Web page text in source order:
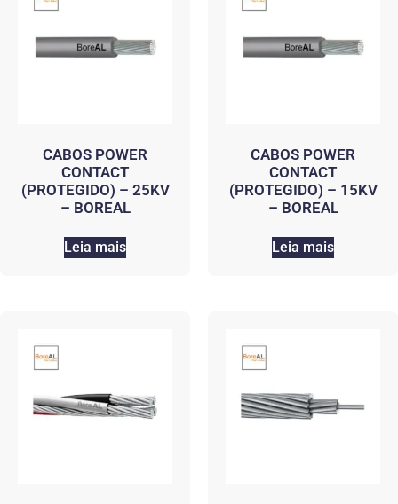
CABOS POWER
CONTACT
(PROTEGIDO) – 25KV
– BOREAL
Leia mais
CABOS POWER
CONTACT
(PROTEGIDO) – 15KV
– BOREAL
Leia mais